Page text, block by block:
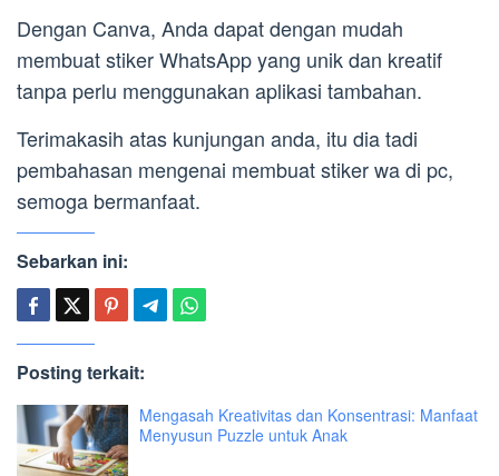
Dengan Canva, Anda dapat dengan mudah
membuat stiker WhatsApp yang unik dan kreatif
tanpa perlu menggunakan aplikasi tambahan.
Terimakasih atas kunjungan anda, itu dia tadi
pembahasan mengenai membuat stiker wa di pc,
semoga bermanfaat.
Sebarkan ini:
Posting terkait:
Mengasah Kreativitas dan Konsentrasi: Manfaat
Menyusun Puzzle untuk Anak